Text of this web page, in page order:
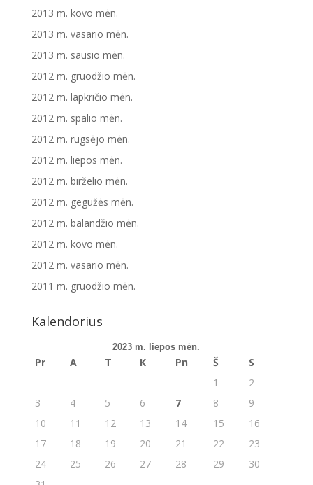
2013 m. kovo mėn.
2013 m. vasario mėn.
2013 m. sausio mėn.
2012 m. gruodžio mėn.
2012 m. lapkričio mėn.
2012 m. spalio mėn.
2012 m. rugsėjo mėn.
2012 m. liepos mėn.
2012 m. birželio mėn.
2012 m. gegužės mėn.
2012 m. balandžio mėn.
2012 m. kovo mėn.
2012 m. vasario mėn.
2011 m. gruodžio mėn.
Kalendorius
2023 m. liepos mėn.
Pr A T K Pn Š
S
1
2
3
4 5 6 7 8
9
10
11 12 13 14 15
16
17
18 19 20 21 22
23
24
25 26 27 28 29
30